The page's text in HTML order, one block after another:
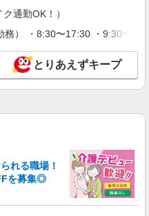
通勤OK！）
務） ・8:30〜17:30 ・9:30〜
とりあえずキープ
れる職場！
を募集◎